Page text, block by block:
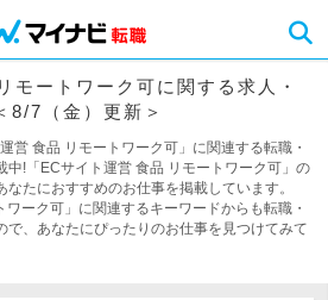
モートワーク可に関する求人・
8/7（金）更新＞
営 食品 リモートワーク可」に関連する転職・
中!「ECサイト運営 食品 リモートワーク可」の
たにおすすめのお仕事を掲載しています。
ワーク可」に関連するキーワードからも転職・
で、あなたにぴったりのお仕事を見つけてみて